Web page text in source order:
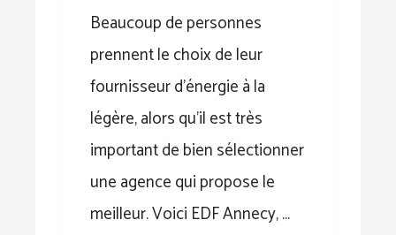
Beaucoup de personnes
prennent le choix de leur
fournisseur d’énergie à la
légère, alors qu’il est très
important de bien sélectionner
une agence qui propose le
meilleur. Voici EDF Annecy, …